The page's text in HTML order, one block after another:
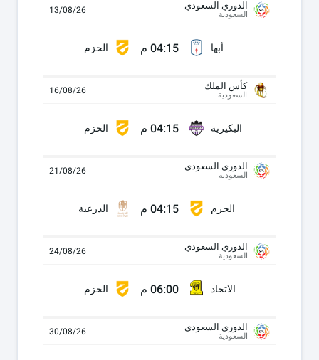
الدوري السعودي
السعودية 13/08/26
أبها 04:15 م الحزم
كأس الملك
السعودية 16/08/26
البكيرية 04:15 م الحزم
الدوري السعودي
السعودية 21/08/26
الحزم 04:15 م الدرعية
الدوري السعودي
السعودية 24/08/26
الاتحاد 06:00 م الحزم
الدوري السعودي
السعودية 30/08/26